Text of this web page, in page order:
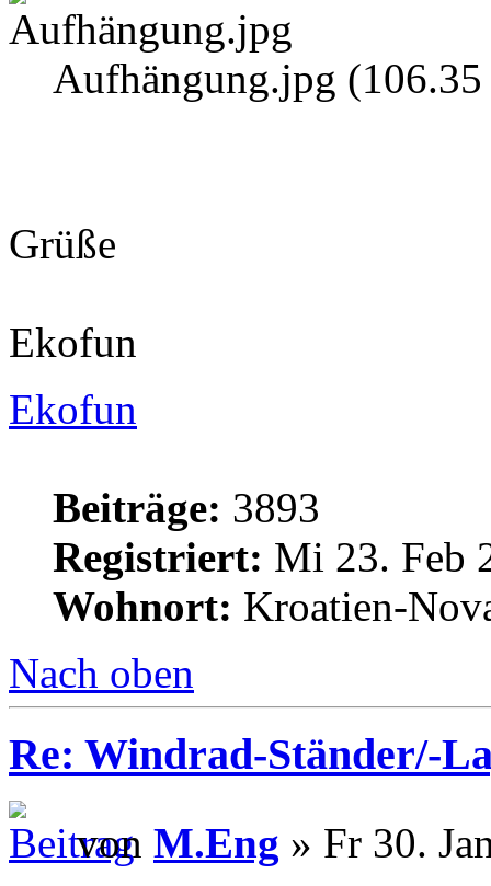
Aufhängung.jpg
Grüße
Ekofun
Ekofun
Beiträge: 3893
Registriert: Mi 23. Feb
Wohnort: Kroatien-
Nach oben
Re: Windrad-Ständer/-
von M.Eng » Fr 30.